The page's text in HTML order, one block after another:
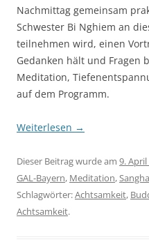
Nachmittag gemeinsam
Schwester Bi Nghiem an
teilnehmen wird, einen
Gedanken hält und Fragen
Meditation,
auf dem Programm.
Weiterlesen →
Dieser Beitrag wurde am 9. April
GAL-Bayern, Meditation,
Schlagwörter:Achtsamkeit,
Achtsamkeit.